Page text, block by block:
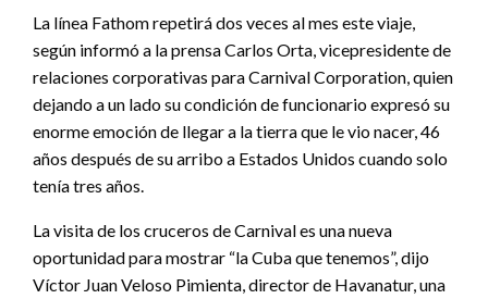
La línea Fathom repetirá dos veces al mes este viaje,
según informó a la prensa Carlos Orta, vicepresidente de
relaciones corporativas para Carnival Corporation, quien
dejando a un lado su condición de funcionario expresó su
enorme emoción de llegar a la tierra que le vio nacer, 46
años después de su arribo a Estados Unidos cuando solo
tenía tres años.
La visita de los cruceros de Carnival es una nueva
oportunidad para mostrar “la Cuba que tenemos”, dijo
Víctor Juan Veloso Pimienta, director de Havanatur, una